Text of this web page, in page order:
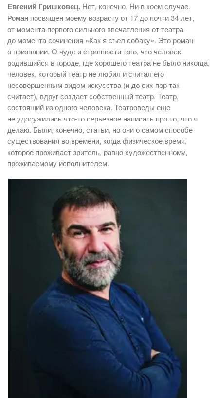
Евгений Гришковец. Нет, конечно. Ни в коем случае.
Роман посвящен моему возрасту от 17 до почти 34 лет,
от момента первого сильного впечатления от театра
до момента сочинения «Как я съел собаку». Это роман
о призвании. О чуде и странности того, что человек,
родившийся в городе, где хорошего театра не было никогда,
человек, который театр не любил и считал его
несовершенным видом искусства (и до сих пор так
считает), вдруг создает собственный театр. Театр,
состоящий из одного человека. Театроведы еще
не удосужились что-то серьезное написать про то, что я
делаю. Были, конечно, статьи, но они о самом способе
существования во времени, когда физическое время,
которое проживает зритель, равно художественному,
проживаемому исполнителем.